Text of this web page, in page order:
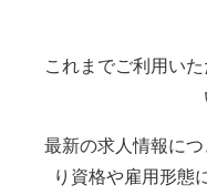
これまでご利用い
最新の求人情報に
り資格や雇用形態